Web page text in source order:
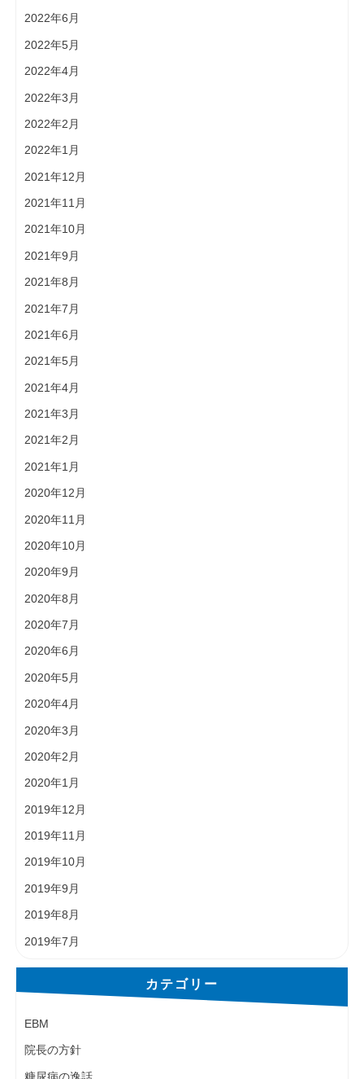
2022年6月
2022年5月
2022年4月
2022年3月
2022年2月
2022年1月
2021年12月
2021年11月
2021年10月
2021年9月
2021年8月
2021年7月
2021年6月
2021年5月
2021年4月
2021年3月
2021年2月
2021年1月
2020年12月
2020年11月
2020年10月
2020年9月
2020年8月
2020年7月
2020年6月
2020年5月
2020年4月
2020年3月
2020年2月
2020年1月
2019年12月
2019年11月
2019年10月
2019年9月
2019年8月
2019年7月
カテゴリー
EBM
院長の方針
糖尿病の逸話